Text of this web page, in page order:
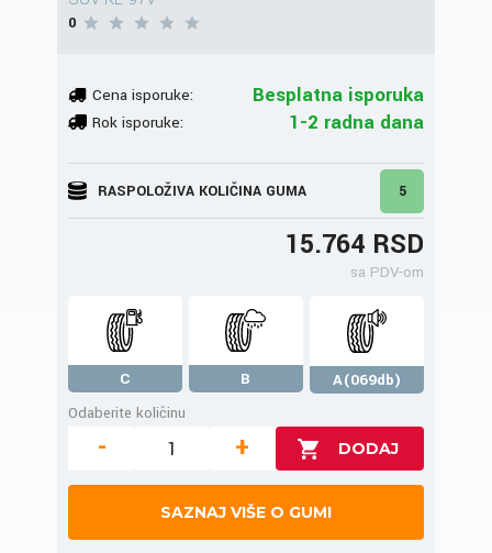
0
Cena isporuke: Besplatna isporuka
Rok isporuke: 1-2 radna dana
RASPOLOŽIVA KOLIČINA GUMA 5
15.764 RSD
sa PDV-om
C B
A(069db)
Odaberite količinu
- +
SAZNAJ VIŠE O GUMI